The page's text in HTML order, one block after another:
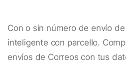
Con o sin número de envío
inteligente con parcello.
envíos de Correos con tus